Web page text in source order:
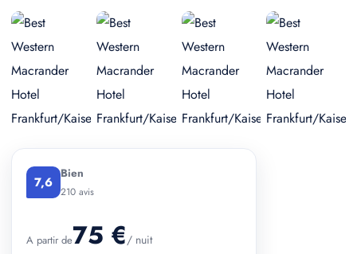
7,6 Bien
210 avis
A partir de75 €/ nuit